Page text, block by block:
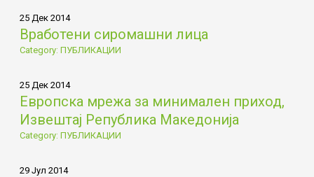
25 Дек 2014
Вработени сиромашни лица
Category: ПУБЛИКАЦИИ
25 Дек 2014
Европска мрежа за минимален приход,
Извештај Република Македонија
Category: ПУБЛИКАЦИИ
29 Јул 2014